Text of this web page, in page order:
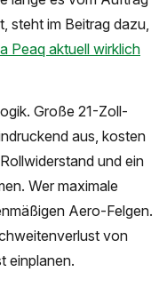
steht im Beitrag dazu,
Peaq aktuell wirklich
Große 21-Zoll-
aus, kosten
und ein
Wer maximale
Aero-Felgen.
von
einplanen.